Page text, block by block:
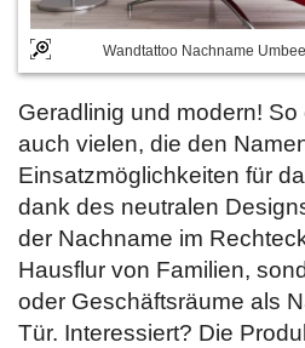
Wandtattoo Nachname
Geradlinig und modern!
auch vielen, die den
Einsatzmöglichkeiten für
dank des neutralen
der Nachname im
Hausflur von Familien,
oder Geschäftsräume als
Tür. Interessiert? Die